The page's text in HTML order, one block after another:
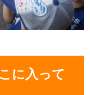
に入って